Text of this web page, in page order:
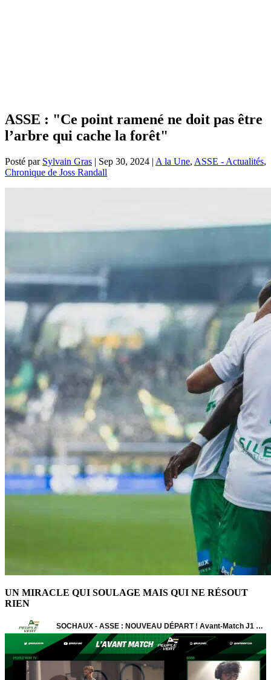
ASSE : "Ce point ramené ne doit pas être
l’arbre qui cache la forêt"
Posté par Sylvain Gras | Sep 30, 2024 | A la Une, ASSE - Actualités,
Chronique de Joss Randall
UN MIRACLE QUI SOULAGE MAIS QUI NE RÉSOUT
RIEN